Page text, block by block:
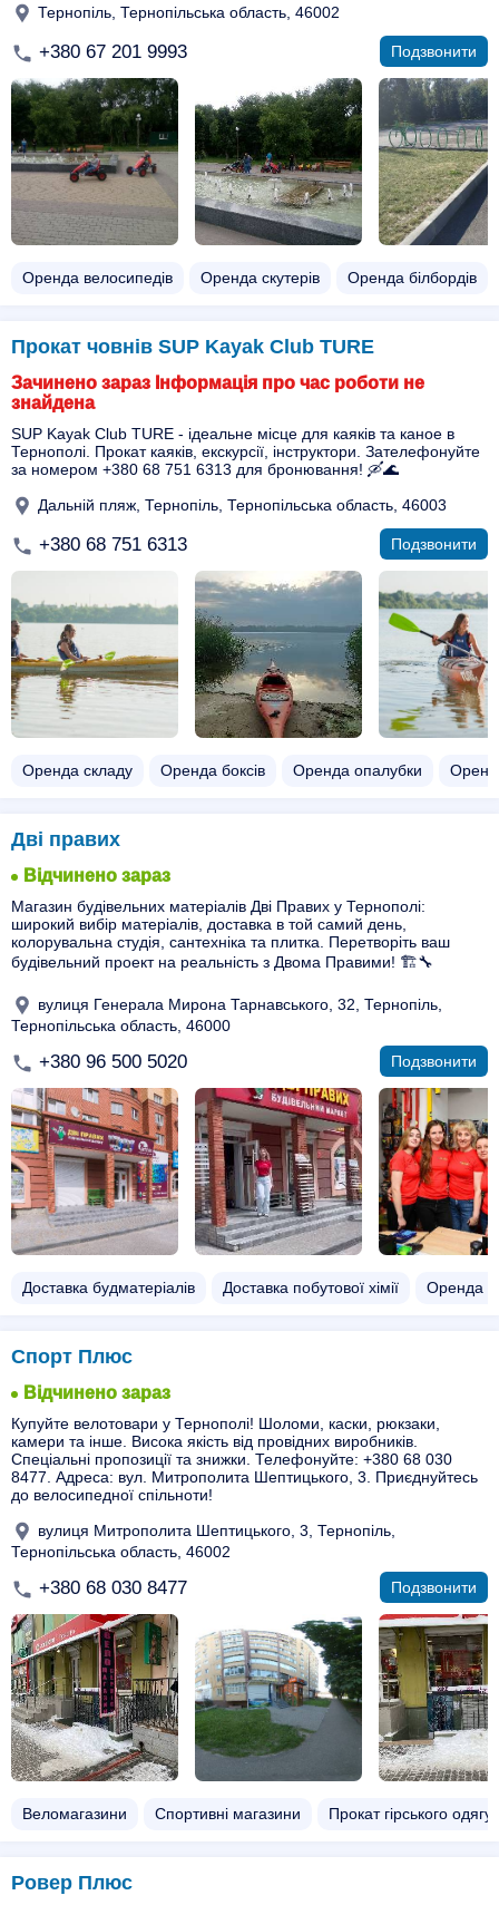
Тернопіль, Тернопільська область, 46002
+380 67 201 9993 Подзвонити
Оренда велосипедів Оренда скутерів Оренда білбордів
Прокат човнів SUP Kayak Club TURE
Зачинено зараз Інформація про час роботи не
знайдена
SUP Kayak Club TURE - ідеальне місце для каяків та каное в
Тернополі. Прокат каяків, екскурсії, інструктори. Зателефонуйте
за номером +380 68 751 6313 для бронювання! 🛶🌊
Дальній пляж, Тернопіль, Тернопільська область, 46003
+380 68 751 6313 Подзвонити
Оренда складу Оренда боксів Оренда опалубки
Дві правих
Відчинено зараз
Магазин будівельних матеріалів Дві Правих у Тернополі:
широкий вибір матеріалів, доставка в той самий день,
колорувальна студія, сантехніка та плитка. Перетворіть ваш
будівельний проект на реальність з Двома Правими! 🏗️🔧
вулиця Генерала Мирона Тарнавського, 32, Тернопіль,
Тернопільська область, 46000
+380 96 500 5020 Подзвонити
Доставка будматеріалів Доставка побутової хімії Оренда
Спорт Плюс
Відчинено зараз
Купуйте велотовари у Тернополі! Шоломи, каски, рюкзаки,
камери та інше. Висока якість від провідних виробників.
Спеціальні пропозиції та знижки. Телефонуйте: +380 68 030
8477. Адреса: вул. Митрополита Шептицького, 3. Приєднуйтесь
до велосипедної спільноти!
вулиця Митрополита Шептицького, 3, Тернопіль,
Тернопільська область, 46002
+380 68 030 8477 Подзвонити
Веломагазини Спортивні магазини Прокат гірського одягу
Ровер Плюс